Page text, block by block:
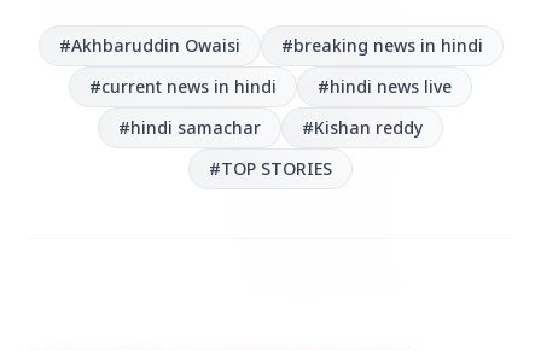
#Akhbaruddin Owaisi
#breaking news in hindi
#current news in hindi
#hindi news live
#hindi samachar
#Kishan reddy
#TOP STORIES